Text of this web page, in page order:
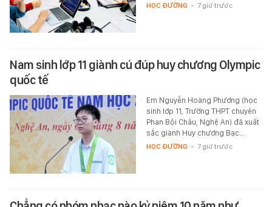
HỌC ĐƯỜNG - 7 giờ trước
Nam sinh lớp 11 giành cú đúp huy chương Olympic
quốc tế
Em Nguyễn Hoàng Phương (học
sinh lớp 11, Trường THPT chuyên
Phan Bội Châu, Nghệ An) đã xuất
sắc giành Huy chương Bạc…
HỌC ĐƯỜNG - 7 giờ trước